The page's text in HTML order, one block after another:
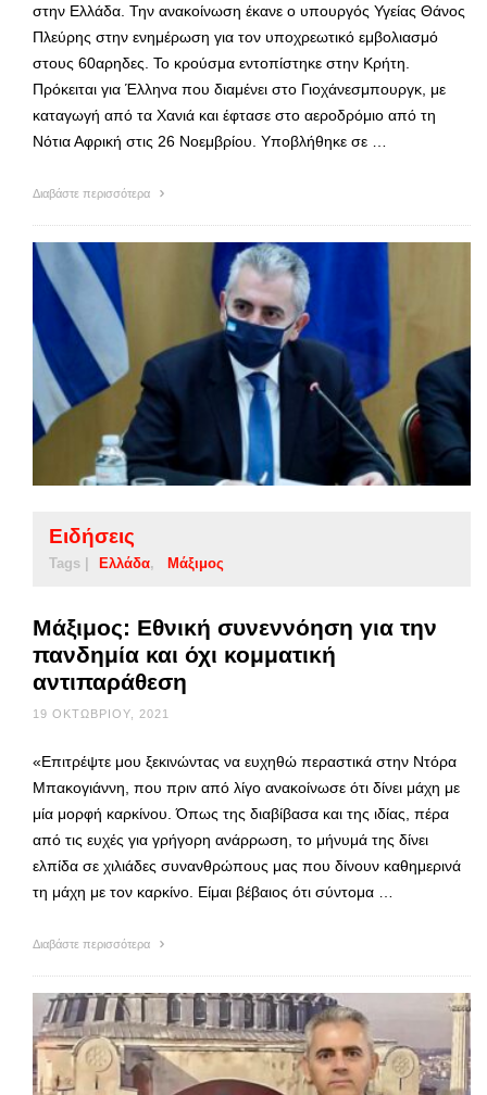
στην Ελλάδα. Την ανακοίνωση έκανε ο υπουργός Υγείας Θάνος
Πλεύρης στην ενημέρωση για τον υποχρεωτικό εμβολιασμό
στους 60αρηδες. Το κρούσμα εντοπίστηκε στην Κρήτη.
Πρόκειται για Έλληνα που διαμένει στο Γιοχάνεσμπουργκ, με
καταγωγή από τα Χανιά και έφτασε στο αεροδρόμιο από τη
Νότια Αφρική στις 26 Νοεμβρίου. Υποβλήθηκε σε …
Διαβάστε περισσότερα
Ειδήσεις
Tags | Ελλάδα Μάξιμος
Μάξιμος: Εθνική συνεννόηση για την
πανδημία και όχι κομματική
αντιπαράθεση
19 ΟΚΤΩΒΡΊΟΥ, 2021
«Επιτρέψτε μου ξεκινώντας να ευχηθώ περαστικά στην Ντόρα
Μπακογιάννη, που πριν από λίγο ανακοίνωσε ότι δίνει μάχη με
μία μορφή καρκίνου. Όπως της διαβίβασα και της ιδίας, πέρα
από τις ευχές για γρήγορη ανάρρωση, το μήνυμά της δίνει
ελπίδα σε χιλιάδες συνανθρώπους μας που δίνουν καθημερινά
τη μάχη με τον καρκίνο. Είμαι βέβαιος ότι σύντομα …
Διαβάστε περισσότερα